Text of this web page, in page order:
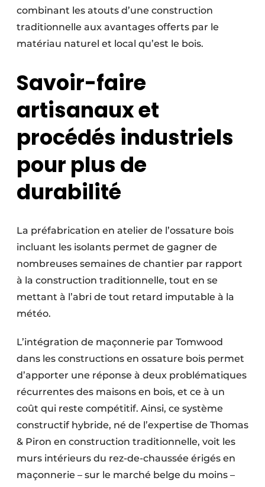
combinant les atouts d’une construction
traditionnelle aux avantages offerts par le
matériau naturel et local qu’est le bois.
Savoir-faire
artisanaux et
procédés industriels
pour plus de
durabilité
La préfabrication en atelier de l’ossature bois
incluant les isolants permet de gagner de
nombreuses semaines de chantier par rapport
à la construction traditionnelle, tout en se
mettant à l’abri de tout retard imputable à la
météo.
L’intégration de maçonnerie par Tomwood
dans les constructions en ossature bois permet
d’apporter une réponse à deux problématiques
récurrentes des maisons en bois, et ce à un
coût qui reste compétitif. Ainsi, ce système
constructif hybride, né de l’expertise de Thomas
& Piron en construction traditionnelle, voit les
murs intérieurs du rez-de-chaussée érigés en
maçonnerie – sur le marché belge du moins –